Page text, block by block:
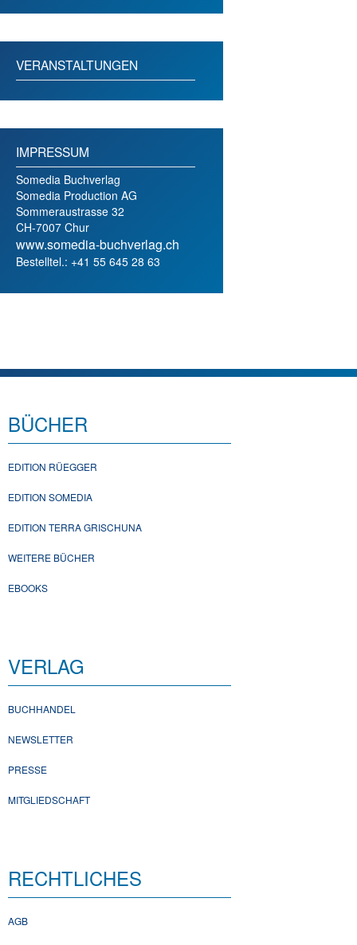
VERANSTALTUNGEN
IMPRESSUM
Somedia Buchverlag
Somedia Production AG
Sommeraustrasse 32
CH-7007 Chur
www.somedia-buchverlag.ch
Bestelltel.: +41 55 645 28 63
BÜCHER
EDITION RÜEGGER
EDITION SOMEDIA
EDITION TERRA GRISCHUNA
WEITERE BÜCHER
EBOOKS
VERLAG
BUCHHANDEL
NEWSLETTER
PRESSE
MITGLIEDSCHAFT
RECHTLICHES
AGB